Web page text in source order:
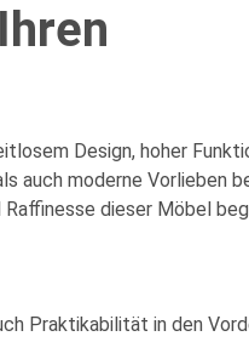
Design, hoher
auch moderne Vorlieben
dieser Möbel
Praktikabilität in den